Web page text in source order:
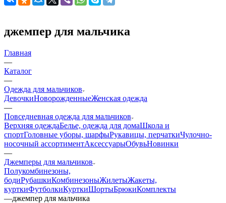
джемпер для мальчика
Главная
—
Каталог
—
Одежда для мальчиков
ДевочкиНоворожденныеЖенская одежда
—
Повседневная одежда для мальчиков
Верхняя одеждаБелье, одежда для домаШкола и
спортГоловные уборы, шарфыРукавицы, перчаткиЧулочно-
носочный ассортиментАксессуарыОбувьНовинки
—
Джемперы для мальчиков
Полукомбинезоны,
бодиРубашкиКомбинезоныЖилетыЖакеты,
курткиФутболкиКурткиШортыБрюкиКомплекты
—джемпер для мальчика